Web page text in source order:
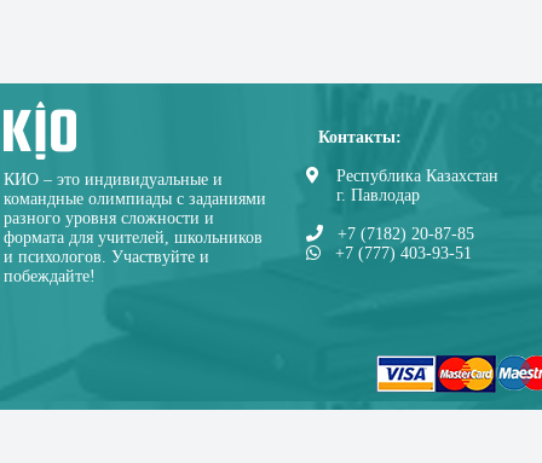
КИО – это индивидуальные и
командные олимпиады с заданиями
разного уровня сложности и
формата для учителей, школьников
и психологов. Участвуйте и
побеждайте!
Контакты:
Республика Казахстан
г. Павлодар
+7 (7182) 20-87-85
+7 (777) 403-93-51